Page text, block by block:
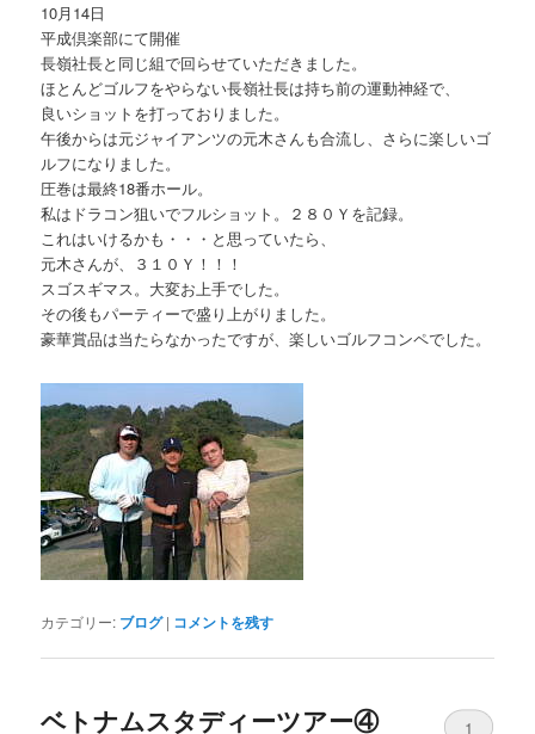
10月14日
平成倶楽部にて開催
長嶺社長と同じ組で回らせていただきました。
ほとんどゴルフをやらない長嶺社長は持ち前の運動神経で、
良いショットを打っておりました。
午後からは元ジャイアンツの元木さんも合流し、さらに楽しいゴ
ルフになりました。
圧巻は最終18番ホール。
私はドラコン狙いでフルショット。２８０Ｙを記録。
これはいけるかも・・・と思っていたら、
元木さんが、３１０Ｙ！！！
スゴスギマス。大変お上手でした。
その後もパーティーで盛り上がりました。
豪華賞品は当たらなかったですが、楽しいゴルフコンペでした。
カテゴリー: ブログ | コメントを残す
ベトナムスタディーツアー④ 1